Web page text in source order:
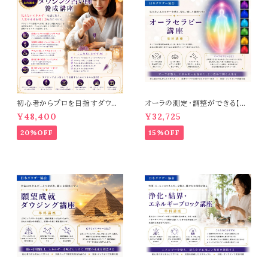
初心者からプロを目指すダウジ
ング占い講座【ダウジング占い師
養成講座】
¥48,400
20%OFF
オーラの測定・調整ができる【オ
ーラセラピーコース】
¥32,725
15%OFF